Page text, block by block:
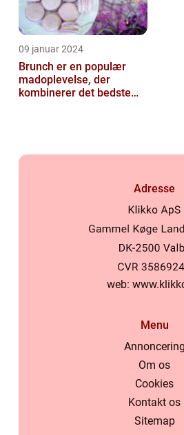
09 januar 2024
Brunch er en populær
madoplevelse, der
kombinerer det bedste
Adresse
web:
Menu
Annoncering
Om os
Cookies
Kontakt os
Sitemap